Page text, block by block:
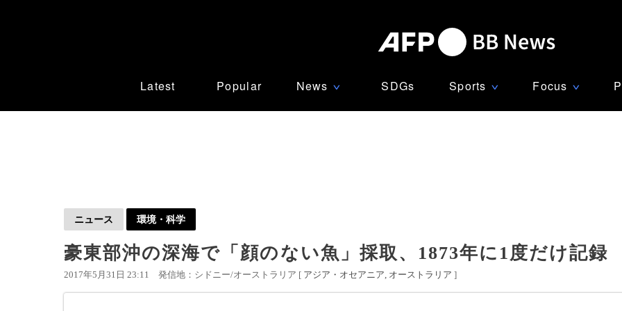
Latest Popular News ∨ SDGs Sports ∨ Focus ∨
ニュース 環境・科学
豪東部沖の深海で「顔のない魚」採取、1873年に1度だけ記録
2017年5月31日 23:11 発信地：シドニー/オーストラリア [ アジア・オセアニア オーストラリア ]